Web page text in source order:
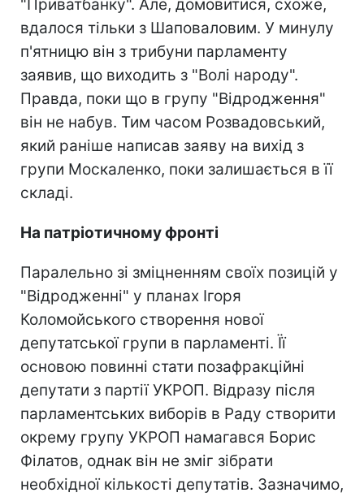
"Приватбанку". Але, домовитися, схоже,
вдалося тільки з Шаповаловим. У минулу
п'ятницю він з трибуни парламенту
заявив, що виходить з "Волі народу".
Правда, поки що в групу "Відродження"
він не набув. Тим часом Розвадовський,
який раніше написав заяву на вихід з
групи Москаленко, поки залишається в її
складі.
На патріотичному фронті
Паралельно зі зміцненням своїх позицій у
"Відродженні" у планах Ігоря
Коломойського створення нової
депутатської групи в парламенті. Її
основою повинні стати позафракційні
депутати з партії УКРОП. Відразу після
парламентських виборів в Раду створити
окрему групу УКРОП намагався Борис
Філатов, однак він не зміг зібрати
необхідної кількості депутатів. Зазначимо,